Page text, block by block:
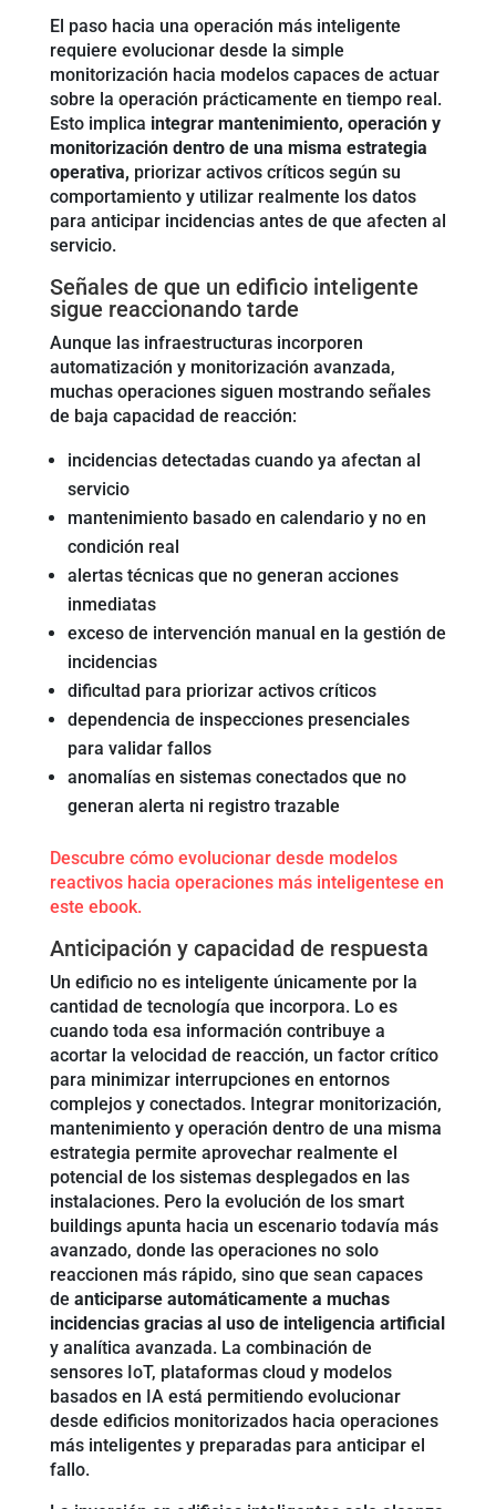
El paso hacia una operación más inteligente
requiere evolucionar desde la simple
monitorización hacia modelos capaces de actuar
sobre la operación prácticamente en tiempo real.
Esto implica integrar mantenimiento, operación y
monitorización dentro de una misma estrategia
operativa, priorizar activos críticos según su
comportamiento y utilizar realmente los datos
para anticipar incidencias antes de que afecten al
servicio.
Señales de que un edificio inteligente
sigue reaccionando tarde
Aunque las infraestructuras incorporen
automatización y monitorización avanzada,
muchas operaciones siguen mostrando señales
de baja capacidad de reacción:
incidencias detectadas cuando ya afectan al
servicio
mantenimiento basado en calendario y no en
condición real
alertas técnicas que no generan acciones
inmediatas
exceso de intervención manual en la gestión de
incidencias
dificultad para priorizar activos críticos
dependencia de inspecciones presenciales
para validar fallos
anomalías en sistemas conectados que no
generan alerta ni registro trazable
Descubre cómo evolucionar desde modelos
reactivos hacia operaciones más inteligentese en
este ebook.
Anticipación y capacidad de respuesta
Un edificio no es inteligente únicamente por la
cantidad de tecnología que incorpora. Lo es
cuando toda esa información contribuye a
acortar la velocidad de reacción, un factor crítico
para minimizar interrupciones en entornos
complejos y conectados. Integrar monitorización,
mantenimiento y operación dentro de una misma
estrategia permite aprovechar realmente el
potencial de los sistemas desplegados en las
instalaciones. Pero la evolución de los smart
buildings apunta hacia un escenario todavía más
avanzado, donde las operaciones no solo
reaccionen más rápido, sino que sean capaces
de anticiparse automáticamente a muchas
incidencias gracias al uso de inteligencia artificial
y analítica avanzada. La combinación de
sensores IoT, plataformas cloud y modelos
basados en IA está permitiendo evolucionar
desde edificios monitorizados hacia operaciones
más inteligentes y preparadas para anticipar el
fallo.